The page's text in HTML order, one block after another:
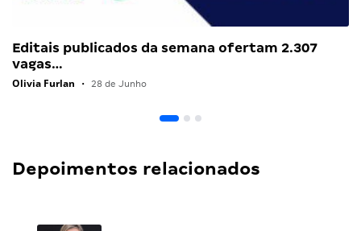
Editais publicados da semana ofertam 2.307
vagas…
Olivia Furlan • 28 de Junho
Depoimentos relacionados